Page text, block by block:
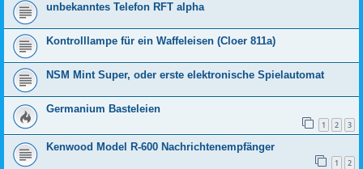
unbekanntes Telefon RFT alpha
Kontrolllampe für ein Waffeleisen (Cloer 811a)
NSM Mint Super, oder erste elektronische Spielautomat
Germanium Basteleien
1 2 3
Kenwood Model R-600 Nachrichtenempfänger
1 2